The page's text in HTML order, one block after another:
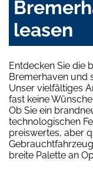
leasen
Entdecken Sie die
Bremerhaven und
Unser vielfältiges
fast keine
Ob Sie ein
technologischen
preiswertes, aber
breite Palette an